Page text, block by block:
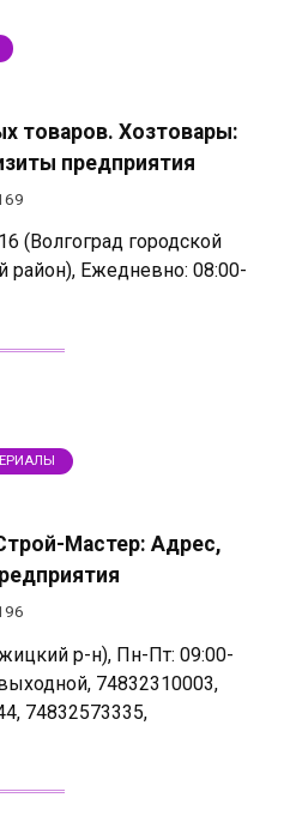
товаров. Хозтовары:
предприятия
(Волгоград городской
район), Ежедневно: 08:00-
Мастер: Адрес,
р-н), Пн-Пт: 09:00-
74832310003,
74832573335,